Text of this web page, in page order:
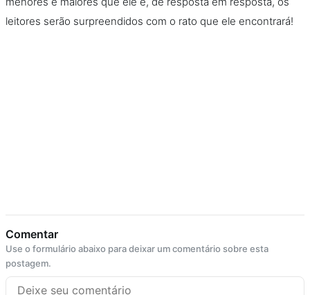
leitores serão surpreendidos com o rato que ele encontrará!
Comentar
Use o formulário abaixo para deixar um comentário sobre esta
postagem.